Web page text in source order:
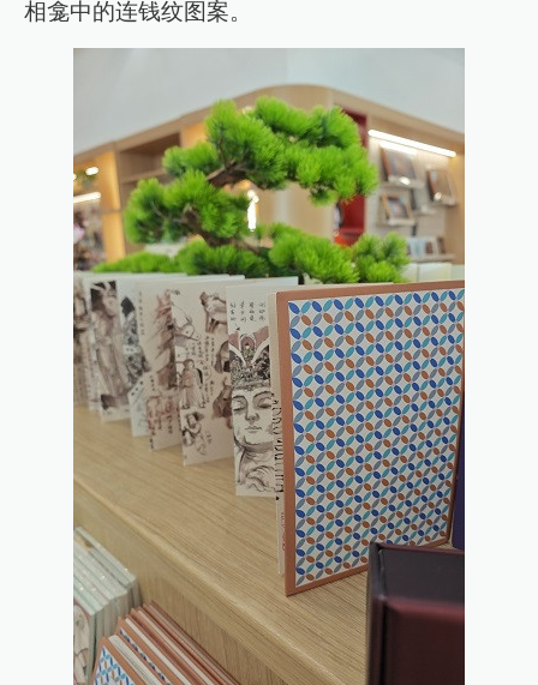
相龛中的连钱纹图案。